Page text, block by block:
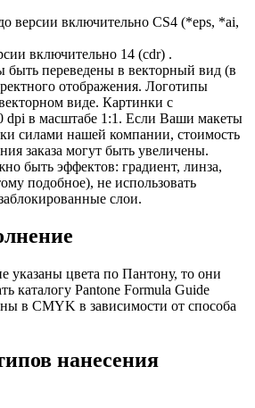
версии включительно CS4 (*eps, *ai,
включительно 14 (cdr) .
переведены в векторный вид (в
отображения. Логотипы
виде. Картинки с
dpi в масштабе 1:1. Если Ваши макеты
силами нашей компании, стоимость
заказа могут быть увеличены.
быть эффектов: градиент, линза,
подобное), не использовать
слои.
указаны цвета по Пантону, то они
каталогу Pantone Formula Guide
в CMYK в зависимости от способа
нанесения